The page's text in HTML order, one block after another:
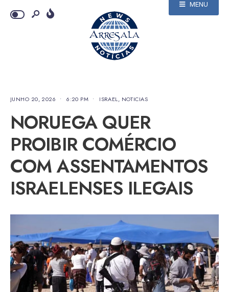
MENU
JUNHO 20, 2026 • 6:20 PM • ISRAEL, NOTICIAS
NORUEGA QUER
PROIBIR COMÉRCIO
COM ASSENTAMENTOS
ISRAELENSES ILEGAIS